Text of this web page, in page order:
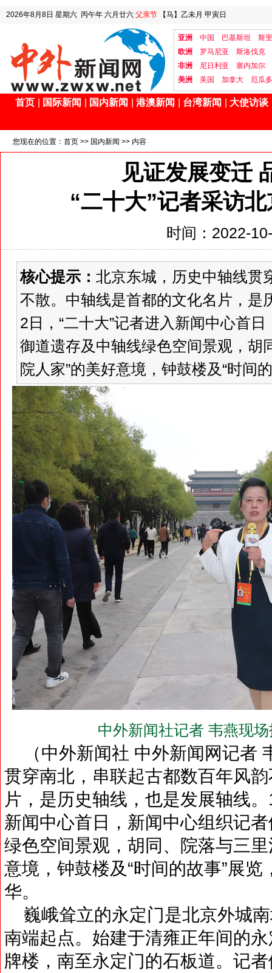
2026年8月8日 星期六 丙午年 六月廿六 父亲节 【马】乙未月 甲寅日
亚洲 中国 巴基斯坦
斯
欧洲
罗马尼亚
斯洛伐克
非洲
尼日利亚
塞内加尔
美洲
美国 加拿大 厄瓜
首页 国际新闻 国内新闻 港澳新闻 台湾新闻 大使访谈
您现在的位置： 首页 >> 国内新闻 >> 内容
见证发展变迁
“二十大”记者采访
时间：2022-
核心提示： 北京东城，历史中轴线贯
不散。中轴线是首都的文化名片，是
2日，“二十大”记者进入新闻中心首
御道遗存及中轴线绿色空间景观，胡
院人家”的美好意境，钟鼓楼及“时间
中外新闻社记者 韦燕现
（中外新闻社 中外新闻网记者
贯穿南北，串联起古都数百年风
片，是历史轴线，也是发展轴线
新闻中心首日，新闻中心组织记
绿色空间景观，胡同、院落与三里
意境，钟鼓楼及“时间的故事”展
华。
巍峨耸立的永定门是北京外城
南端起点。始建于清雍正年间的
牌楼，南至永定门的石板道。记